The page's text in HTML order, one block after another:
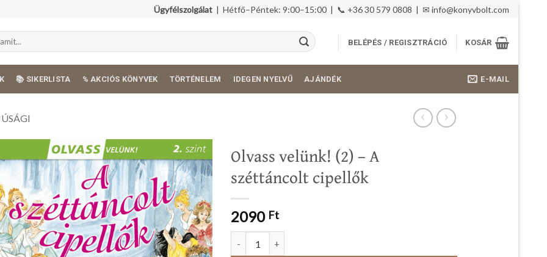
Ügyfélszolgálat | Hétfő–Péntek: 9:00–15:00 | 📞 +36 30 579 0808 | ✉ info@konyvbolt.com
BELÉPÉS / REGISZTRÁCIÓ KOSÁR
📚 SIKERLISTA % AKCIÓS KÖNYVEK TÖRTÉNELEM IDEGEN NYELVŰ AJÁNDÉK E-MAIL
Olvass velünk! (2) – A
széttáncolt cipellők
2090 Ft